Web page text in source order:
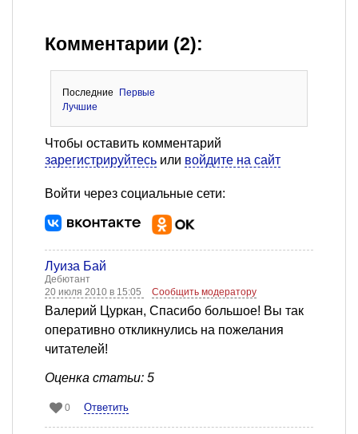
Комментарии (2):
Последние
Первые
Лучшие
Чтобы оставить комментарий
зарегистрируйтесь или войдите на сайт
Войти через социальные сети:
Луиза Бай
Дебютант
20 июля 2010 в 15:05
Сообщить модератору
Валерий Цуркан, Спасибо большое! Вы так
оперативно откликнулись на пожелания
читателей!
Оценка статьи: 5
0 Ответить